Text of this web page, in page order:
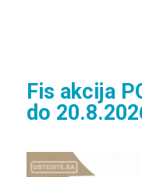
Fis akcija
do